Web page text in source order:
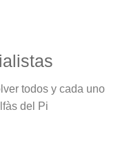
todos y cada uno
del Pi